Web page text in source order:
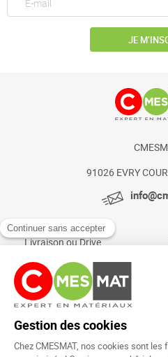
JE
91026 EVRY
Livraison ou Drive
Paiement sécurisé
Foire aux questions